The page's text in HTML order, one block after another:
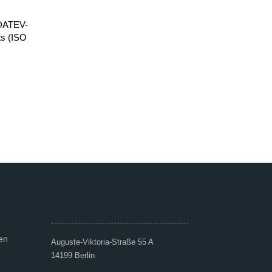
(ISO
Auguste-Viktoria-Straße 55 A
14199 Berlin